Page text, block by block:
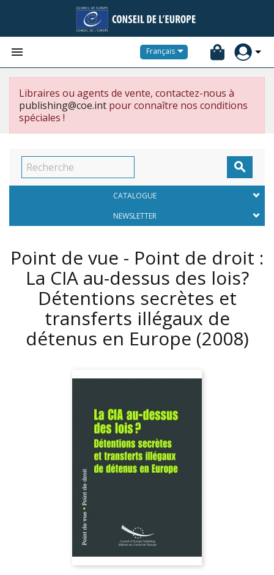
 Français
Libraires ou agents de vente, contactez-nous à
publishing@coe.int pour connaître nos conditions
spéciales !

CATALOGUE
NEWSLETTER
Point de vue - Point de droit :
La CIA au-dessus des lois?
Détentions secrètes et
transferts illégaux de
détenus en Europe (2008)